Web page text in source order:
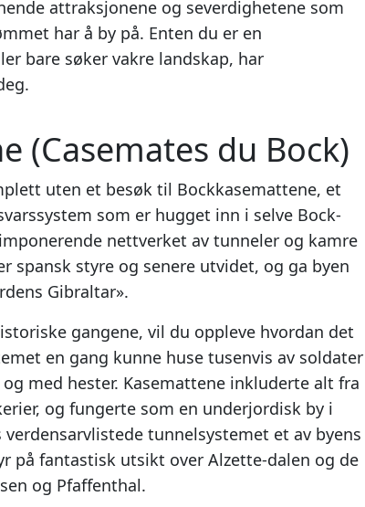
attraksjonene og severdighetene som
har å by på. Enten du er en
bare søker vakre landskap, har
(Casemates du Bock)
uten et besøk til Bockkasemattene, et
som er hugget inn i selve Bock-
nettverket av tunneler og kamre
spansk styre og senere utvidet, og ga byen
Gibraltar».
gangene, vil du oppleve hvordan det
en gang kunne huse tusenvis av soldater
med hester. Kasemattene inkluderte alt fra
og fungerte som en underjordisk by i
tunnelsystemet et av byens
på fantastisk utsikt over Alzette-dalen og de
og Pfaffenthal.